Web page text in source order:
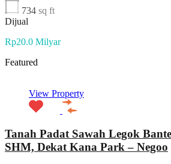
734 sq ft
Dijual
Rp20.0 Milyar
Featured
View Property
Tanah Padat Sawah Legok
SHM, Dekat Kana Park – Negoo